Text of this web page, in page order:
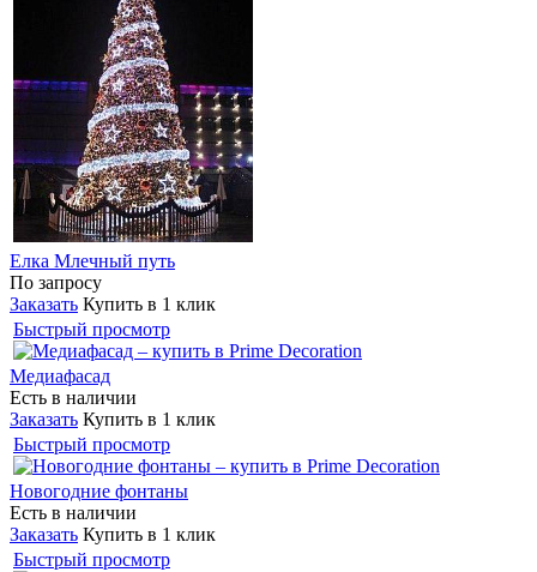
Елка Млечный путь
По запросу
Заказать Купить в 1 клик
Быстрый просмотр
Медиафасад
Есть в наличии
Заказать Купить в 1 клик
Быстрый просмотр
Новогодние фонтаны
Есть в наличии
Заказать Купить в 1 клик
Быстрый просмотр